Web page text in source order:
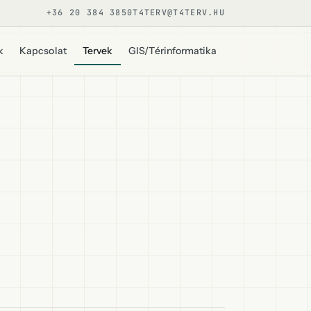
+36 20 384 3850T4TERV@T4TERV.HU
Kapcsolat Tervek GIS/Térinformatika